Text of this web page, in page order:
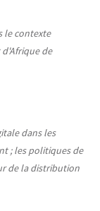
le contexte
de
dans les
; les politiques de
de la distribution